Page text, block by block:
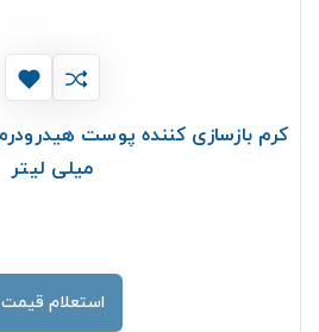
میلی لیتر
استعلام قیمت